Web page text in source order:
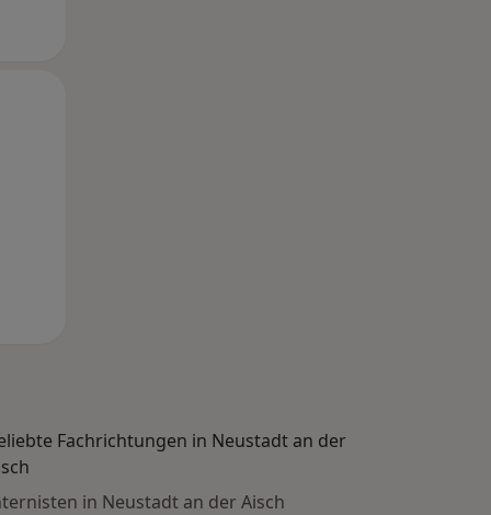
Fachrichtungen in Neustadt an der
in Neustadt an der Aisch